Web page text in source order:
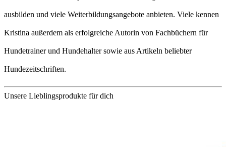
ausbilden und viele Weiterbildungsangebote anbieten. Viele kennen
Kristina außerdem als erfolgreiche Autorin von Fachbüchern für
Hundetrainer und Hundehalter sowie aus Artikeln beliebter
Hundezeitschriften.
Unsere Lieblingsprodukte für dich